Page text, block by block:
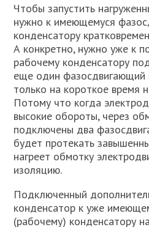
Чтобы запустить
нужно к имеющемуся
конденсатору
А конкретно, нужно уже к
рабочему конденсатору
еще один фазосдвигающий
только на короткое время
Потому что когда
высокие обороты, через
подключены два
будет протекать
нагреет обмотку
изоляцию.
Подключенный
конденсатор к уже
(рабочему) конденсатору